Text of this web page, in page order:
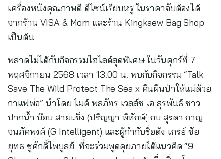
เครื่องหนังคุณภาพดี ดีไซน์เรียบหรู ในราคาจับต้องได้
จากร้าน VISA & Mom และร้าน Kingkaew Bag Shop
เป็นต้น
พลาดไม่ได้กับกิจกรรมไฮไลต์สุดพิเศษ ในวันศุกร์ที่ 7
พฤศจิกายน 2568 เวลา 13.00 น. พบกับกิจกรรม “Talk
Save The Wild Protect The Sea x คืนผืนป่าให้แม่ด้วย
กาแฟพ่อ” นำโดย ไมค์ พลภัทร เวลส์ช เอ สุรพันธ์ ชาว
ปากน้ำ บ๊อบ สายแข็ง (ปริญญา พิทักษ์) กบ สุรดา กาญ
จนภัคพงค์ (G Intelligent) และผู้กำกับชื่อดัง เกรย์ ชัย
ยุทธ ชูศักดิ์ไพบูลย์ ที่จะร่วมพูดคุยภายใต้แนวคิด “9